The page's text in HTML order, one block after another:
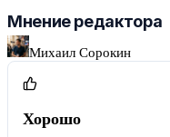
Мнение редактора
Михаил Сорокин
Хорошо